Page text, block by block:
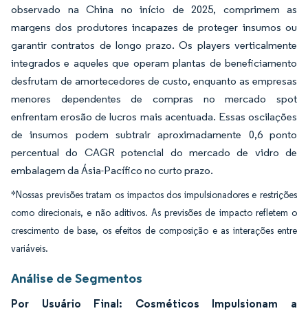
observado na China no início de 2025, comprimem as
margens dos produtores incapazes de proteger insumos ou
garantir contratos de longo prazo. Os players verticalmente
integrados e aqueles que operam plantas de beneficiamento
desfrutam de amortecedores de custo, enquanto as empresas
menores dependentes de compras no mercado spot
enfrentam erosão de lucros mais acentuada. Essas oscilações
de insumos podem subtrair aproximadamente 0,6 ponto
percentual do CAGR potencial do mercado de vidro de
embalagem da Ásia-Pacífico no curto prazo.
*Nossas previsões tratam os impactos dos impulsionadores e restrições
como direcionais, e não aditivos. As previsões de impacto refletem o
crescimento de base, os efeitos de composição e as interações entre
variáveis.
Análise de Segmentos
Por Usuário Final: Cosméticos Impulsionam a